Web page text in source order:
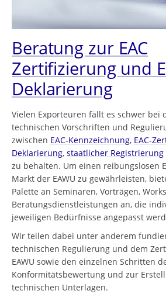
Beratung zur EAC
Zertifizierung und
Deklarierung
Vielen Exporteuren fällt es schwer bei
technischen Vorschriften und
zwischen EAC-Kennzeichnung, EAC-
Deklarierung, staatlicher Registrierung
zu behalten. Um einen reibungslosen
Markt der EAWU zu gewährleisten,
Palette an Seminaren, Vorträgen,
Beratungsdienstleistungen an, die
jeweiligen Bedürfnisse angepasst
Wir teilen dabei unter anderem
technischen Regulierung und dem
EAWU sowie den einzelnen Schritten
Konformitätsbewertung und zur
technischen Unterlagen.